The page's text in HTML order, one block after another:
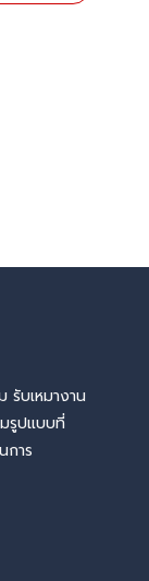
บเหมางาน
รูปแบบที่
การ